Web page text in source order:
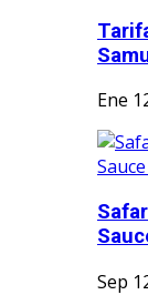
Ene
Sep